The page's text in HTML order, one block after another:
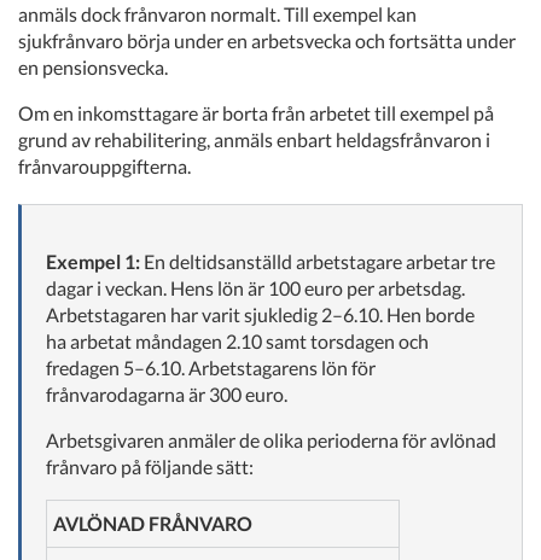
anmäls dock frånvaron normalt. Till exempel kan
sjukfrånvaro börja under en arbetsvecka och fortsätta under
en pensionsvecka.
Om en inkomsttagare är borta från arbetet till exempel på
grund av rehabilitering, anmäls enbart heldagsfrånvaron i
frånvarouppgifterna.
Exempel 1: En deltidsanställd arbetstagare arbetar tre
dagar i veckan. Hens lön är 100 euro per arbetsdag.
Arbetstagaren har varit sjukledig 2–6.10. Hen borde
ha arbetat måndagen 2.10 samt torsdagen och
fredagen 5–6.10. Arbetstagarens lön för
frånvarodagarna är 300 euro.
Arbetsgivaren anmäler de olika perioderna för avlönad
frånvaro på följande sätt:
AVLÖNAD FRÅNVARO